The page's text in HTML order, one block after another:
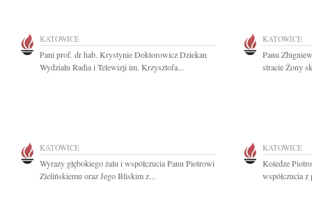
KATOWICE
Pani prof. dr hab. Krystynie Doktorowicz Dziekan
Wydziału Radia i Telewizji im. Krzysztofa...
KATOWICE
Panu
stracie Żony
KATOWICE
Wyrazy głębokiego żalu i współczucia Panu Piotrowi
Zielińskiemu oraz Jego Bliskim z...
KATOWICE
Koledze
współczucia